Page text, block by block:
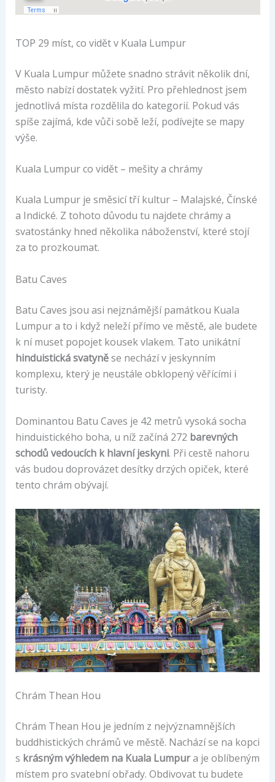
TOP 29 míst, co vidět v Kuala Lumpur
V Kuala Lumpur můžete snadno strávit několik dní,
město nabízí dostatek vyžití. Pro přehlednost jsem
jednotlivá místa rozdělila do kategorií. Pokud vás
spíše zajímá, kde vůči sobě leží, podívejte se mapy
výše.
Kuala Lumpur co vidět – mešity a chrámy
Kuala Lumpur je směsicí tří kultur – Malajské, Čínské
a Indické. Z tohoto důvodu tu najdete chrámy a
svatostánky hned několika náboženství, které stojí
za to prozkoumat.
Batu Caves
Batu Caves jsou asi nejznámější památkou Kuala
Lumpur a to i když neleží přímo ve městě, ale budete
k ní muset popojet kousek vlakem. Tato unikátní
hinduistická svatyněse nechází v jeskynním
komplexu, který je neustále obklopený věřícími i
turisty.
Dominantou Batu Caves je 42 metrů vysoká socha
hinduistického boha, u níž začíná 272 barevných
schodů vedoucích k hlavní jeskyni. Při cestě nahoru
vás budou doprovázet desítky drzých opiček, které
tento chrám obývají.
Chrám Thean Hou
Chrám Thean Hou je jedním z nejvýznamnějších
buddhistických chrámů ve městě. Nachází se na kopci
s krásným výhledem na Kuala Lumpura je oblíbeným
místem pro svatební obřady. Obdivovat tu budete